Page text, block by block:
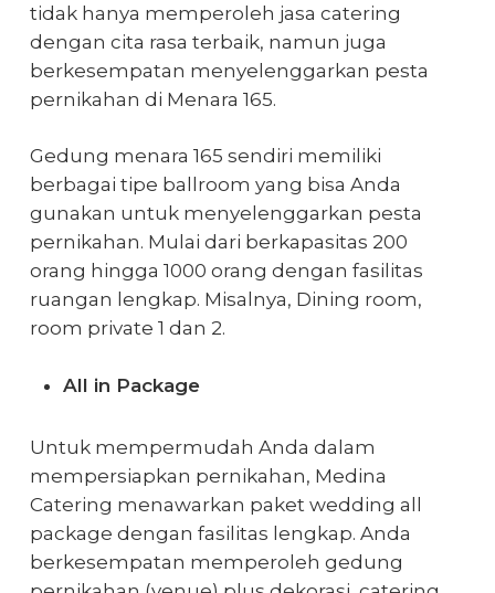
tidak hanya memperoleh jasa catering
dengan cita rasa terbaik, namun juga
berkesempatan menyelenggarkan pesta
pernikahan di Menara 165.
Gedung menara 165 sendiri memiliki
berbagai tipe ballroom yang bisa Anda
gunakan untuk menyelenggarkan pesta
pernikahan. Mulai dari berkapasitas 200
orang hingga 1000 orang dengan fasilitas
ruangan lengkap. Misalnya, Dining room,
room private 1 dan 2.
All in Package
Untuk mempermudah Anda dalam
mempersiapkan pernikahan, Medina
Catering menawarkan paket wedding all
package dengan fasilitas lengkap. Anda
berkesempatan memperoleh gedung